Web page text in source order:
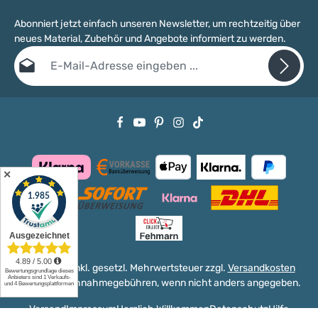
Abonniert jetzt einfach unseren Newsletter, um rechtzeitig über
neues Material, Zubehör und Angebote informiert zu werden.
E-Mail-Adresse*
Datenschutzbestimmungenzur Kenntnis genommen
Alle Preise inkl. gesetzl. Mehrwertsteuer zzgl. Versandkosten
und ggf. Nachnahmegebühren, wenn nicht anders angegeben.
VersandImpressumHerzlich WillkommenDatenschutzHilfe
✕